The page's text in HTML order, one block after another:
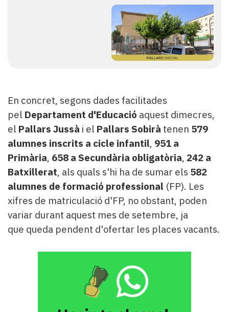
En concret, segons dades facilitades
pel Departament d'Educació aquest dimecres,
el Pallars Jussà i el Pallars Sobirà tenen 579
alumnes inscrits a cicle infantil, 951 a
Primària, 658 a Secundària obligatòria, 242 a
Batxillerat, als quals s'hi ha de sumar els 582
alumnes de formació professional (FP). Les
xifres de matriculació d'FP, no obstant, poden
variar durant aquest mes de setembre, ja
que queda pendent d'ofertar les places vacants.